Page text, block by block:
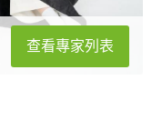
查看專家列表